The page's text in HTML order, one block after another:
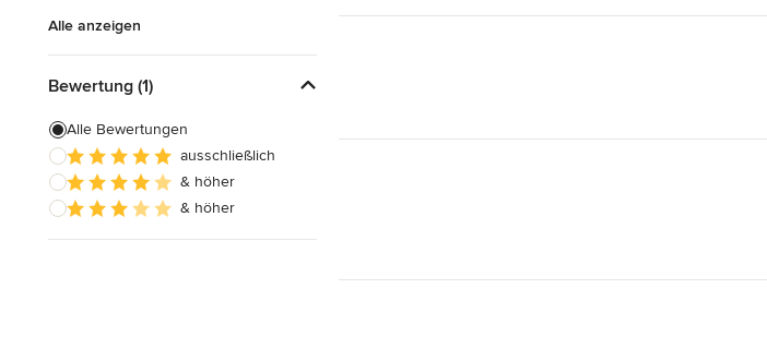
Alle anzeigen
Bewertung (1)
Alle Bewertungen
ausschließlich
& höher
& höher